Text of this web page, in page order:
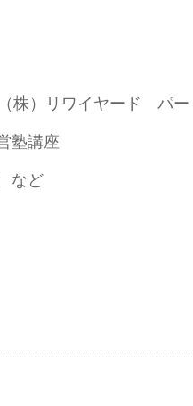
株）リワイヤード パー
塾講座
など